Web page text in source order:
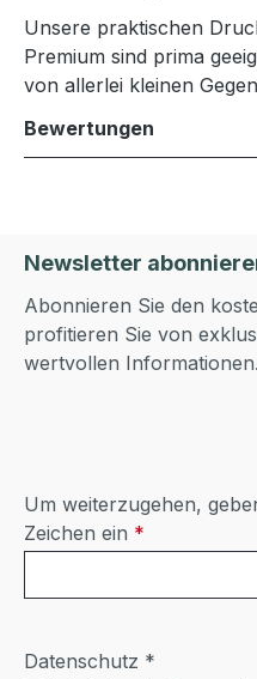
Unsere praktischen
Premium sind prima
von allerlei kleinen
Bewertungen
Newsletter
Abonnieren Sie den
profitieren Sie von
wertvollen Informationen.
Um weiterzugehen,
Zeichen ein *
Datenschutz *